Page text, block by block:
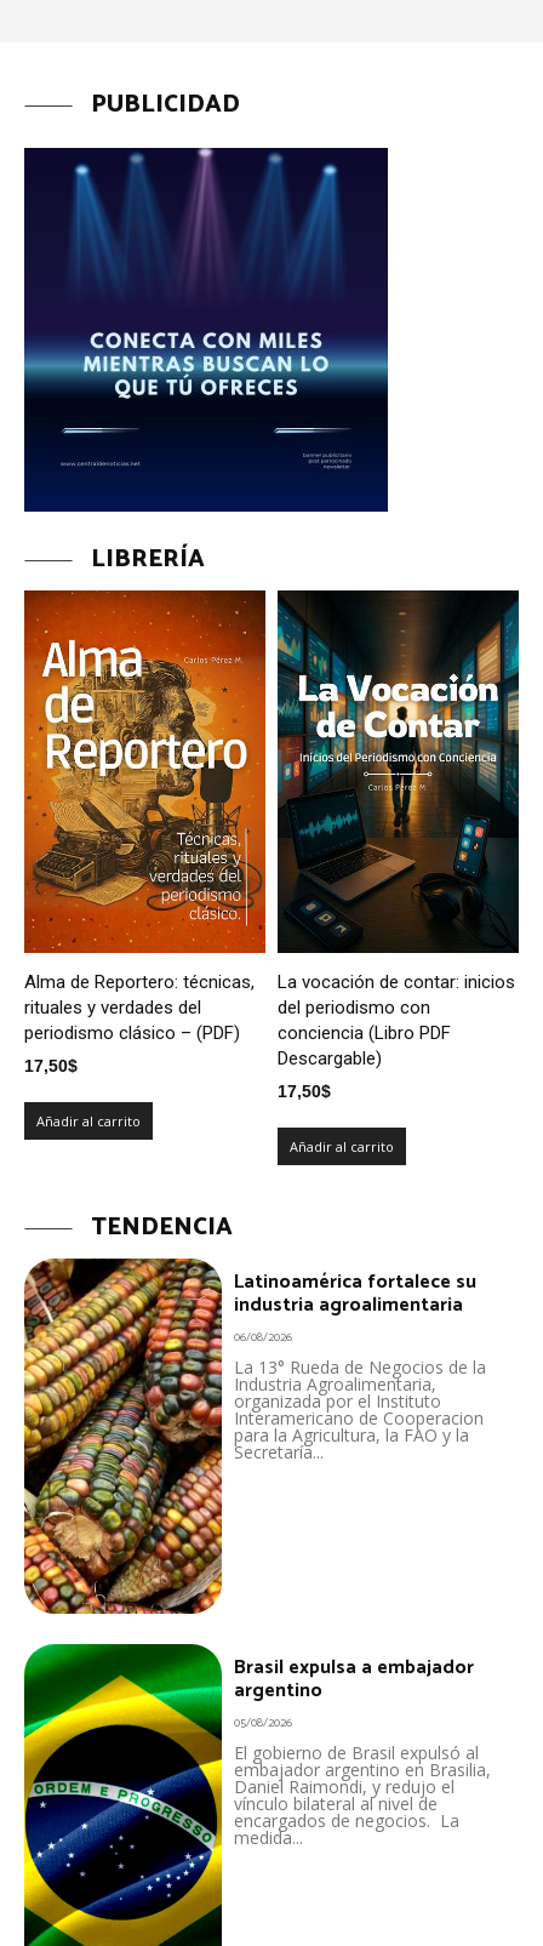
PUBLICIDAD
LIBRERÍA
Alma de Reportero: técnicas,
rituales y verdades del
periodismo clásico – (PDF)
17,50$
Añadir al carrito
La vocación de contar: inicios
del periodismo con
conciencia (Libro PDF
Descargable)
17,50$
Añadir al carrito
TENDENCIA
Latinoamérica fortalece su
industria agroalimentaria
06/08/2026
La 13° Rueda de Negocios de la
Industria Agroalimentaria,
organizada por el Instituto
Interamericano de Cooperacion
para la Agricultura, la FAO y la
Secretaría...
Brasil expulsa a embajador
argentino
05/08/2026
El gobierno de Brasil expulsó al
embajador argentino en Brasilia,
Daniel Raimondi, y redujo el
vínculo bilateral al nivel de
encargados de negocios. La
medida...